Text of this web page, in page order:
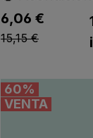
6,06 €
15,15 €
60%
VENTA